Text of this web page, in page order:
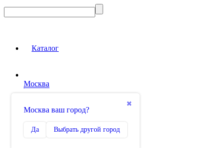
Каталог
Москва
✖
Москва ваш город?
Да Выбрать другой город
Сравнение